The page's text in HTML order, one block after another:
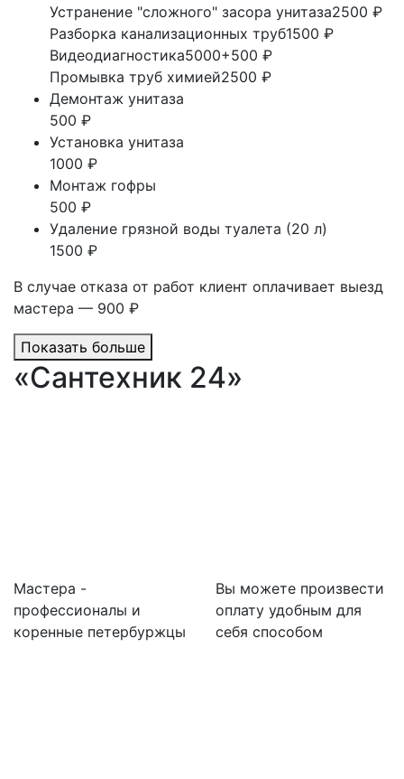
Устранение "сложного" засора унитаза2500 ₽
Разборка канализационных труб1500 ₽
Видеодиагностика5000+500 ₽
Промывка труб химией2500 ₽
Демонтаж унитаза
500 ₽
Установка унитаза
1000 ₽
Монтаж гофры
500 ₽
Удаление грязной воды туалета (20 л)
1500 ₽
В случае отказа от работ клиент оплачивает выезд
мастера — 900 ₽
Показать больше
«Сантехник 24»
Мастера -
профессионалы и
коренные петербуржцы
Вы можете произвести
оплату удобным для
себя способом